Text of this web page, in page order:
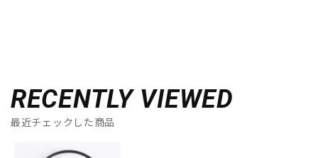
RECENTLY VIEWED
最近チェックした商品